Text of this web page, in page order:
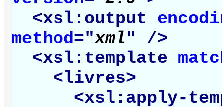
<xsl:output
method="xml" />
<xsl:template
<livres>
<xsl:apply-